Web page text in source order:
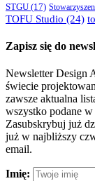
STGU (17)
TOFU Studio (24)
Zapisz się do
Newsletter Design
świecie
zawsze aktualna
wszystko podane
Zasubskrybuj już
już w najbliższy
email.
Imię: